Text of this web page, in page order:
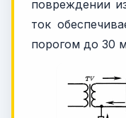
повреждении
ток
порогом до 30